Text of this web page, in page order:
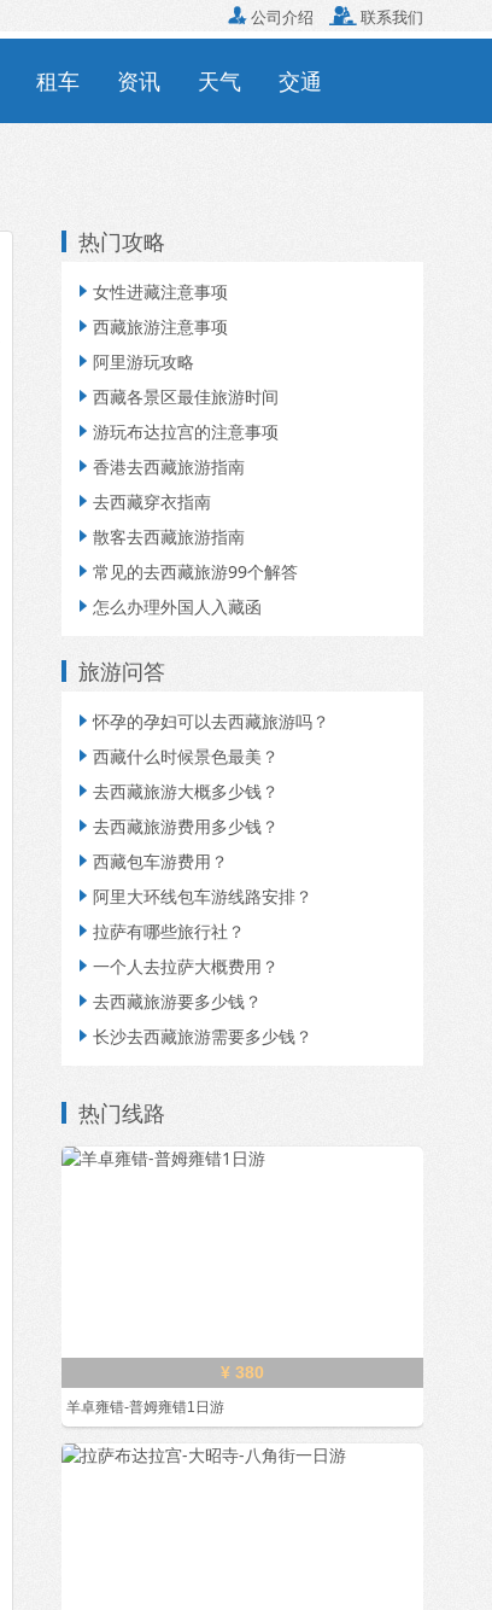
公司介绍  联系我们
租车 资讯 天气 交通
热门攻略
 女性进藏注意事项
 西藏旅游注意事项
 阿里游玩攻略
 西藏各景区最佳旅游时间
 游玩布达拉宫的注意事项
 香港去西藏旅游指南
 去西藏穿衣指南
 散客去西藏旅游指南
 常见的去西藏旅游99个解答
 怎么办理外国人入藏函
旅游问答
怀孕的孕妇可以去西藏旅游吗？
 西藏什么时候景色最美？
 去西藏旅游大概多少钱？
 去西藏旅游费用多少钱？
 西藏包车游费用？
 阿里大环线包车游线路安排？
 拉萨有哪些旅行社？
 一个人去拉萨大概费用？
 去西藏旅游要多少钱？
 长沙去西藏旅游需要多少钱？
热门线路
¥ 380
羊卓雍错-普姆雍错1日游